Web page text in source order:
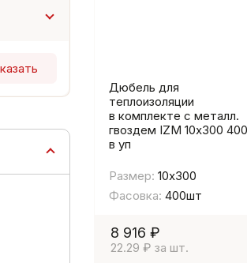
Дюбель для
теплоизоляции
в комплекте с металл.
гвоздем IZМ 10х300
в уп
Размер: 10х300
Фасовка: 400шт
8 916 ₽
22.29 ₽ за шт.